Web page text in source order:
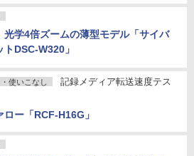
光学4倍ズームの薄型モデル「サイバ
トDSC-W320」
使いこなし
記録メディア転送速度テス
ロー「RCF-H16G」